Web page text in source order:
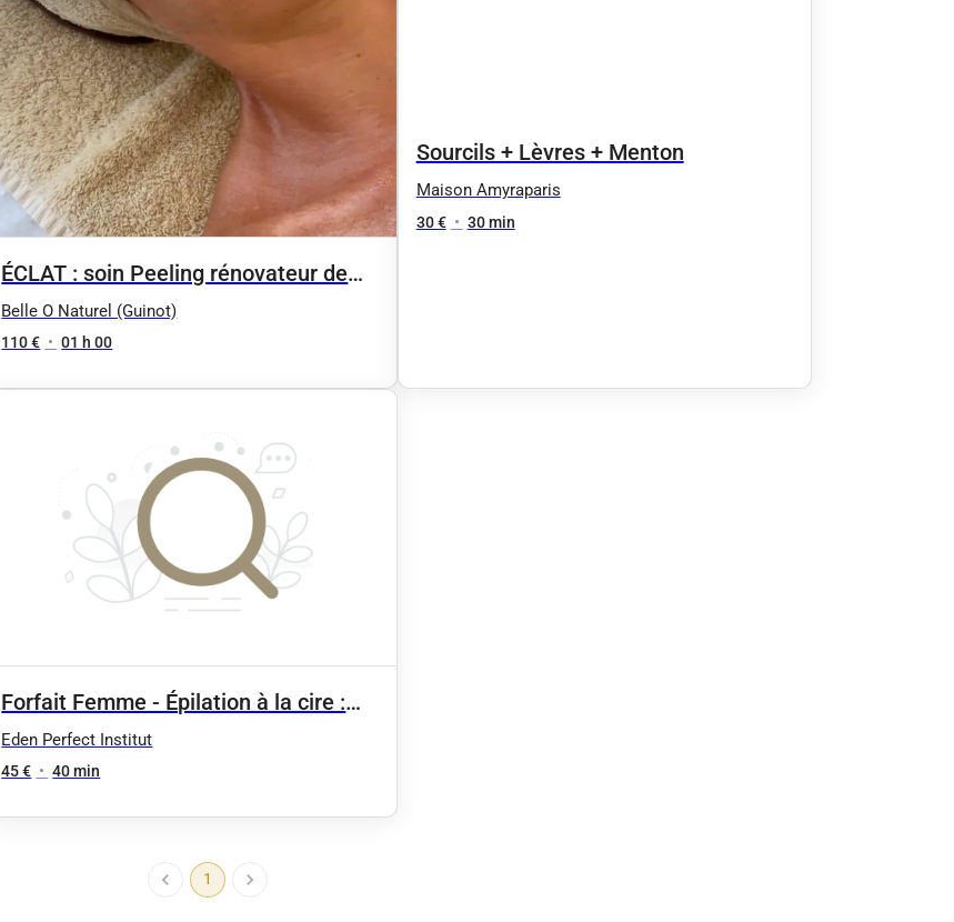
ÉCLAT : soin Peeling rénovateur de
peau - peaux sensibles : HYDRA
PEELING
Belle O Naturel (Guinot)
110 € • 01 h 00
Sourcils + Lèvres + Menton
Maison Amyraparis
30 € • 30 min
Forfait Femme - Épilation à la cire :
Demi-jambes + maillot + essailles
Eden Perfect Institut
45 € • 40 min
1